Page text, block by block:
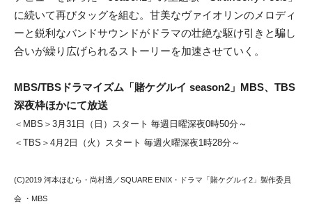
に続いて再びタッグを組む。甘美なヴァイオリンのメロディ
ーと鋭利なバンドサウンドがドラマの壮絶な駆け引きと騙し
合いが繰り広げられるストーリーを加速させていく。
MBS/TBSドラマイズム「賭ケグルイ season2」MBS、TBS
深夜枠ほかにて放送
＜MBS＞3月31日（日）スタート 毎週日曜深夜0時50分～
＜TBS＞4月2日（火）スタート 毎週火曜深夜1時28分～
(C)2019 河本ほむら・尚村透／SQUARE ENIX・ドラマ「賭ケグルイ2」製作委員
会 ・MBS